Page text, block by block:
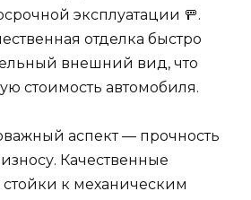
эксплуатации 🚥.
отделка быстро
внешний вид, что
стоимость автомобиля.
аспект — прочность
Качественные
к механическим